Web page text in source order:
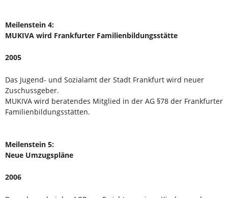
Meilenstein 4:
MUKIVA wird Frankfurter Familienbildungsstätte
2005
Das Jugend- und Sozialamt der Stadt Frankfurt wird neuer
Zuschussgeber.
MUKIVA wird beratendes Mitglied in der AG §78 der Frankfurter
Familienbildungsstätten.
Meilenstein 5:
Neue Umzugspläne
2006